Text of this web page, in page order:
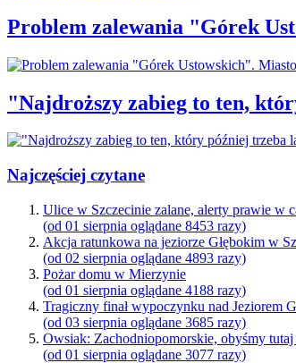
Problem zalewania "Górek
"Najdroższy zabieg to ten,
Najczęściej czytane
Ulice w Szczecinie zalane, alerty prawie w
(od 01 sierpnia oglądane 8453 razy)
Akcja ratunkowa na jeziorze Głębokim w
(od 02 sierpnia oglądane 4893 razy)
Pożar domu w Mierzynie
(od 01 sierpnia oglądane 4188 razy)
Tragiczny finał wypoczynku nad Jeziorem
(od 03 sierpnia oglądane 3685 razy)
Owsiak: Zachodniopomorskie, obyśmy
(od 01 sierpnia oglądane 3077 razy)